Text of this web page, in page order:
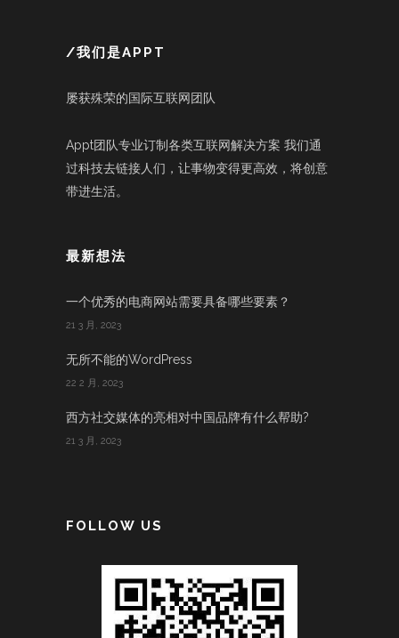
/我们是APPT
屡获殊荣的国际互联网团队
Appt团队专业订制各类互联网解决方案 我们通
过科技去链接人们，让事物变得更高效，将创意
带进生活。
最新想法
一个优秀的电商网站需要具备哪些要素？
21 3 月, 2023
无所不能的WordPress
22 2 月, 2023
西方社交媒体的亮相对中国品牌有什么帮助?
21 3 月, 2023
FOLLOW US